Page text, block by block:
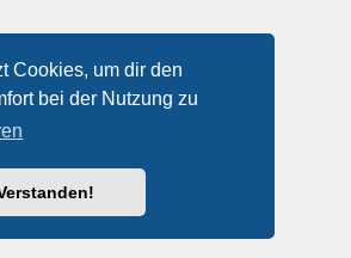
Cookies, um dir den
bei der Nutzung zu